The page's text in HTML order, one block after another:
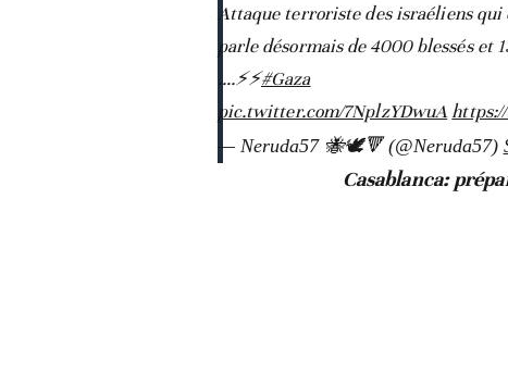
Attaque terroriste des israéliens qui
parle désormais de 4000 blessés et
….⚡️⚡️#Gaza
pic.twitter.com/7NplzYDwuA
— Neruda57 🐝🕊️🔻 (@Neruda57)
Casablanca: